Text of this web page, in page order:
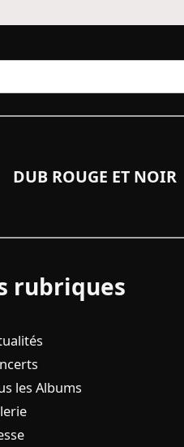
DUB ROUGE ET NOIR
rubriques
les Albums